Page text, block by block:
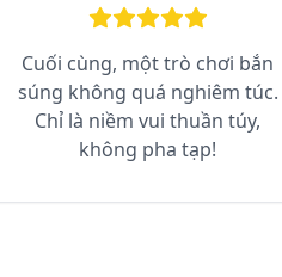
Cuối cùng, một trò chơi bắn
súng không quá nghiêm túc.
Chỉ là niềm vui thuần túy,
không pha tạp!